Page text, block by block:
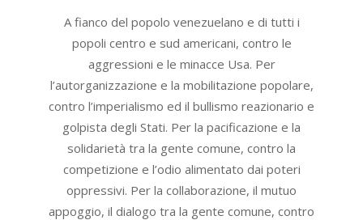
A fianco del popolo venezuelano e di tutti i
popoli centro e sud americani, contro le
aggressioni e le minacce Usa. Per
l’autorganizzazione e la mobilitazione popolare,
contro l’imperialismo ed il bullismo reazionario e
golpista degli Stati. Per la pacificazione e la
solidarietà tra la gente comune, contro la
competizione e l’odio alimentato dai poteri
oppressivi. Per la collaborazione, il mutuo
appoggio, il dialogo tra la gente comune, contro